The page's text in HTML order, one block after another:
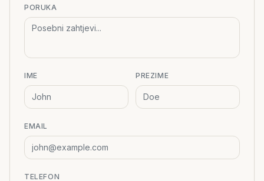
PORUKA
IME PREZIME
EMAIL
TELEFON